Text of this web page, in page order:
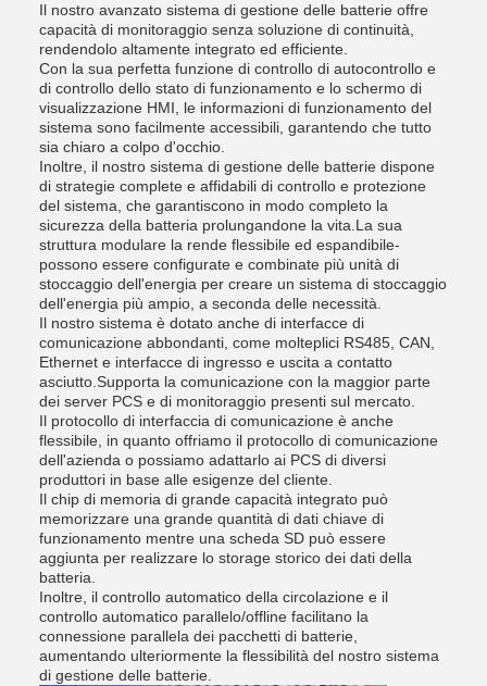
Il nostro avanzato sistema di gestione delle batterie offre
capacità di monitoraggio senza soluzione di continuità,
rendendolo altamente integrato ed efficiente.
Con la sua perfetta funzione di controllo di autocontrollo e
di controllo dello stato di funzionamento e lo schermo di
visualizzazione HMI, le informazioni di funzionamento del
sistema sono facilmente accessibili, garantendo che tutto
sia chiaro a colpo d'occhio.
Inoltre, il nostro sistema di gestione delle batterie dispone
di strategie complete e affidabili di controllo e protezione
del sistema, che garantiscono in modo completo la
sicurezza della batteria prolungandone la vita.La sua
struttura modulare la rende flessibile ed espandibile-
possono essere configurate e combinate più unità di
stoccaggio dell'energia per creare un sistema di stoccaggio
dell'energia più ampio, a seconda delle necessità.
Il nostro sistema è dotato anche di interfacce di
comunicazione abbondanti, come molteplici RS485, CAN,
Ethernet e interfacce di ingresso e uscita a contatto
asciutto.Supporta la comunicazione con la maggior parte
dei server PCS e di monitoraggio presenti sul mercato.
Il protocollo di interfaccia di comunicazione è anche
flessibile, in quanto offriamo il protocollo di comunicazione
dell'azienda o possiamo adattarlo ai PCS di diversi
produttori in base alle esigenze del cliente.
Il chip di memoria di grande capacità integrato può
memorizzare una grande quantità di dati chiave di
funzionamento mentre una scheda SD può essere
aggiunta per realizzare lo storage storico dei dati della
batteria.
Inoltre, il controllo automatico della circolazione e il
controllo automatico parallelo/offline facilitano la
connessione parallela dei pacchetti di batterie,
aumentando ulteriormente la flessibilità del nostro sistema
di gestione delle batterie.